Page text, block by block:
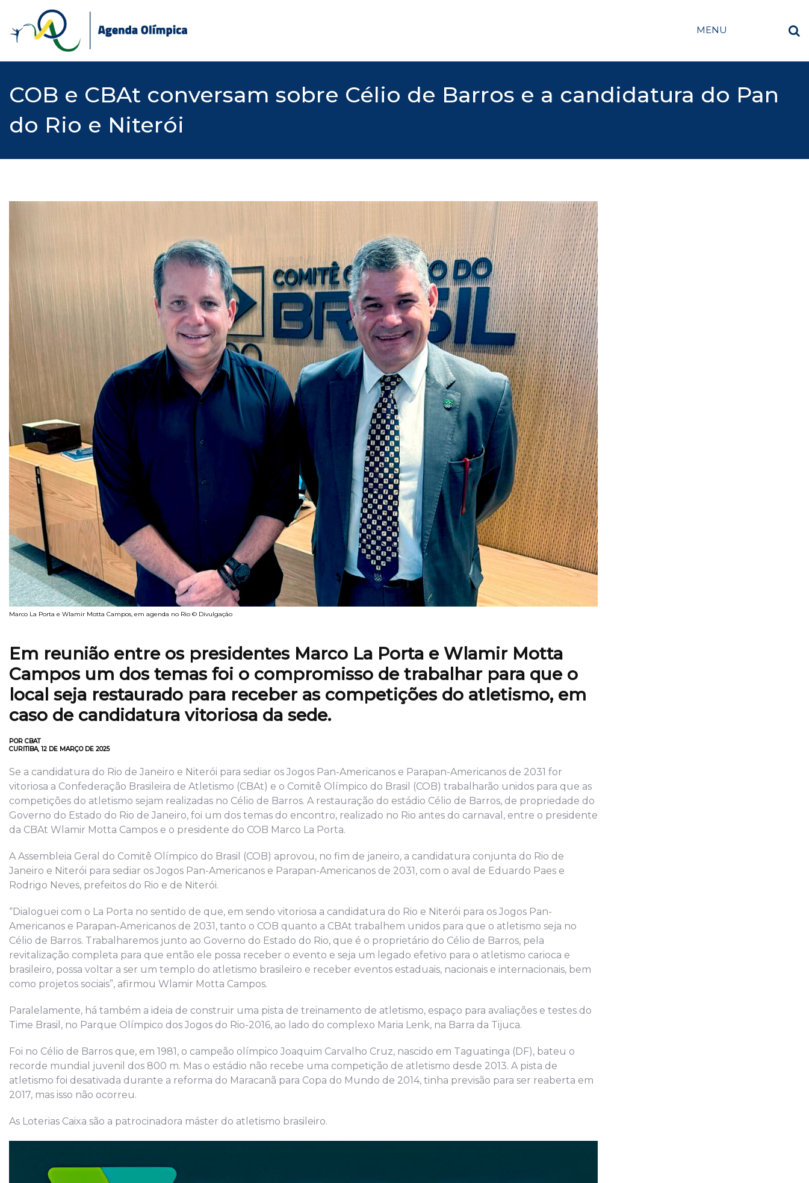
content
MENU
COB e CBAt conversam sobre Célio de Barros e a candidatura do Pan
do Rio e Niterói
Marco La Porta e Wlamir Motta Campos, em agenda no Rio © Divulgação
Em reunião entre os presidentes Marco La Porta e Wlamir Motta
Campos um dos temas foi o compromisso de trabalhar para que o
local seja restaurado para receber as competições do atletismo, em
caso de candidatura vitoriosa da sede.
POR CBAT
CURITIBA, 12 DE MARÇO DE 2025
Se a candidatura do Rio de Janeiro e Niterói para sediar os Jogos Pan-Americanos e Parapan-Americanos de 2031 for
vitoriosa a Confederação Brasileira de Atletismo (CBAt) e o Comitê Olímpico do Brasil (COB) trabalharão unidos para que as
competições do atletismo sejam realizadas no Célio de Barros. A restauração do estádio Célio de Barros, de propriedade do
Governo do Estado do Rio de Janeiro, foi um dos temas do encontro, realizado no Rio antes do carnaval, entre o presidente
da CBAt Wlamir Motta Campos e o presidente do COB Marco La Porta.
A Assembleia Geral do Comitê Olímpico do Brasil (COB) aprovou, no fim de janeiro, a candidatura conjunta do Rio de
Janeiro e Niterói para sediar os Jogos Pan-Americanos e Parapan-Americanos de 2031, com o aval de Eduardo Paes e
Rodrigo Neves, prefeitos do Rio e de Niterói.
“Dialoguei com o La Porta no sentido de que, em sendo vitoriosa a candidatura do Rio e Niterói para os Jogos Pan-
Americanos e Parapan-Americanos de 2031, tanto o COB quanto a CBAt trabalhem unidos para que o atletismo seja no
Célio de Barros. Trabalharemos junto ao Governo do Estado do Rio, que é o proprietário do Célio de Barros, pela
revitalização completa para que então ele possa receber o evento e seja um legado efetivo para o atletismo carioca e
brasileiro, possa voltar a ser um templo do atletismo brasileiro e receber eventos estaduais, nacionais e internacionais, bem
como projetos sociais”, afirmou Wlamir Motta Campos.
Paralelamente, há também a ideia de construir uma pista de treinamento de atletismo, espaço para avaliações e testes do
Time Brasil, no Parque Olímpico dos Jogos do Rio-2016, ao lado do complexo Maria Lenk, na Barra da Tijuca.
Foi no Célio de Barros que, em 1981, o campeão olímpico Joaquim Carvalho Cruz, nascido em Taguatinga (DF), bateu o
recorde mundial juvenil dos 800 m. Mas o estádio não recebe uma competição de atletismo desde 2013. A pista de
atletismo foi desativada durante a reforma do Maracanã para Copa do Mundo de 2014, tinha previsão para ser reaberta em
2017, mas isso não ocorreu.
As Loterias Caixa são a patrocinadora máster do atletismo brasileiro.